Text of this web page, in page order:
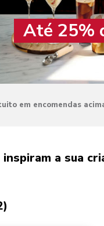
Até 25%
em encomendas
a sua